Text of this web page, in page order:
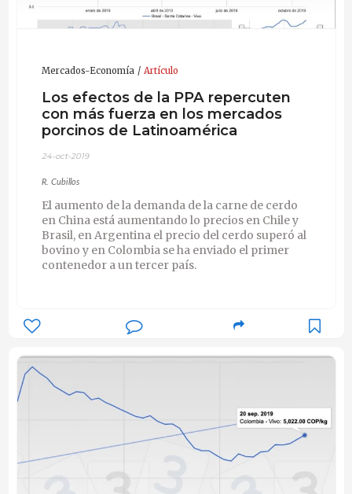
Mercados-Economía Artículo
Los efectos de la PPA repercuten
con más fuerza en los mercados
porcinos de Latinoamérica
24-oct-2019
R. Cubillos
El aumento de la demanda de la carne de cerdo
en China está aumentando lo precios en Chile y
Brasil, en Argentina el precio del cerdo superó al
bovino y en Colombia se ha enviado el primer
contenedor a un tercer país.